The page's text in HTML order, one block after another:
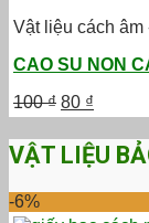
Vật liệu cách âm
CAO SU NON
100₫ Giá
gốc
là:
100 ₫.
80 ₫
hiện
tại
là:
VẬT LIỆU
-6%